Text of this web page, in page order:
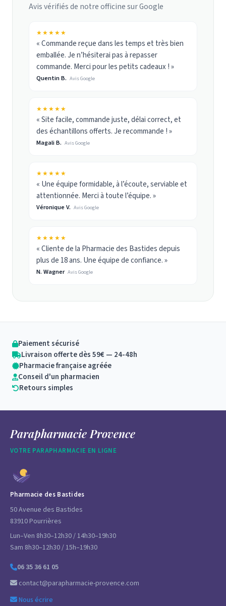
Avis vérifiés de notre officine sur Google
★★★★★
« Commande reçue dans les temps et très bien
emballée. Je n’hésiterai pas à repasser
commande. Merci pour les petits cadeaux ! »
Quentin B. Avis Google
★★★★★
« Site facile, commande juste, délai correct, et
des échantillons offerts. Je recommande ! »
Magali B. Avis Google
★★★★★
« Une équipe formidable, à l’écoute, serviable et
attentionnée. Merci à toute l’équipe. »
Véronique V. Avis Google
★★★★★
« Cliente de la Pharmacie des Bastides depuis
plus de 18 ans. Une équipe de confiance. »
N. Wagner Avis Google
Paiement sécurisé
Livraison offerte dès 59€ — 24-48h
Pharmacie française agréée
Conseil d'un pharmacien
Retours simples
Parapharmacie Provence
VOTRE PARAPHARMACIE EN LIGNE
Pharmacie des Bastides
50 Avenue des Bastides
83910 Pourrières
Lun–Ven 8h30–12h30 / 14h30–19h30
Sam 8h30–12h30 / 15h–19h30
06 35 36 61 05
contact@parapharmacie-provence.com
Nous écrire